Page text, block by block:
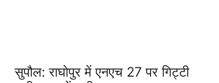
सुपौल: राघोपुर में एनएच 27 पर गिट्टी